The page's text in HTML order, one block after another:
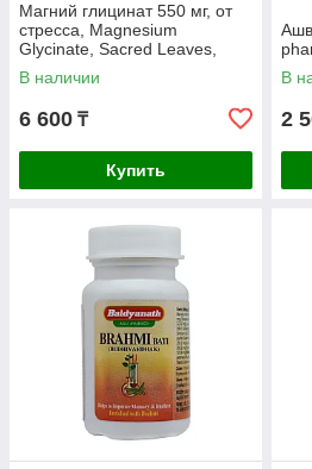
Магний глицинат 550 мг, от
стресса, Magnesium
Glycinate, Sacred Leaves,
60кап.
В наличии
6 600 ₸
Купить
В
2